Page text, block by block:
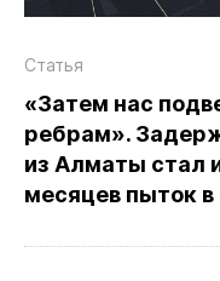
Статья
«Затем нас
ребрам».
из Алматы стал
месяцев пыток